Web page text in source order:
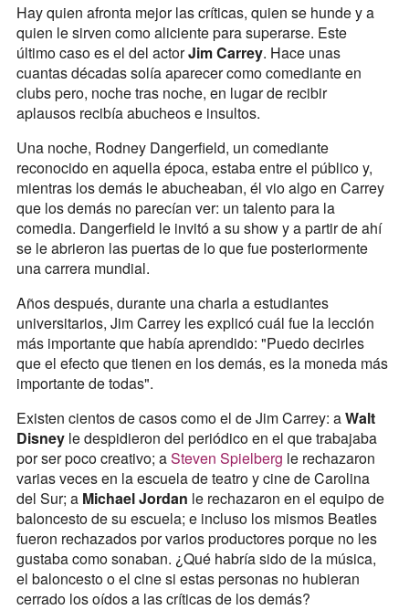
Hay quien afronta mejor las críticas, quien se hunde y a
quien le sirven como aliciente para superarse. Este
último caso es el del actorJim Carrey. Hace unas
cuantas décadas solía aparecer como comediante en
clubs pero, noche tras noche, en lugar de recibir
aplausos recibía abucheos e insultos.
Una noche, Rodney Dangerfield, un comediante
reconocido en aquella época, estaba entre el público y,
mientras los demás le abucheaban, él vio algo en Carrey
que los demás no parecían ver: un talento para la
comedia. Dangerfield le invitó a su show y a partir de ahí
se le abrieron las puertas de lo que fue posteriormente
una carrera mundial.
Años después, durante una charla a estudiantes
universitarios, Jim Carrey les explicó cuál fue la lección
más importante que había aprendido: "Puedo decirles
que el efecto que tienen en los demás, es la moneda más
importante de todas".
Existen cientos de casos como el de Jim Carrey: aWalt
Disneyle despidieron del periódico en el que trabajaba
por ser poco creativo; aSteven Spielberg le rechazaron
varias veces en la escuela de teatro y cine de Carolina
del Sur; a Michael Jordan le rechazaron en el equipo de
baloncesto de su escuela; e incluso los mismos Beatles
fueron rechazados por varios productores porque no les
gustaba como sonaban. ¿Qué habría sido de la música,
el baloncesto o el cine si estas personas no hubieran
cerrado los oídos a las críticas de los demás?